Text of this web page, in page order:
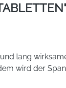
lang
wird der